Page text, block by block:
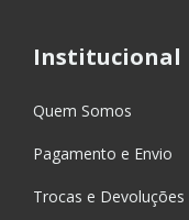
Institucional
Quem Somos
Pagamento e Envio
Trocas e Devoluções